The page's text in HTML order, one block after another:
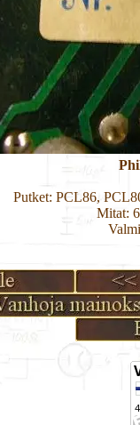
Putket: PCL86,
Mitat: